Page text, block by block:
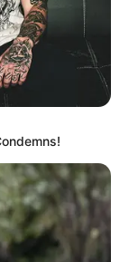
tangan
gunakan tali